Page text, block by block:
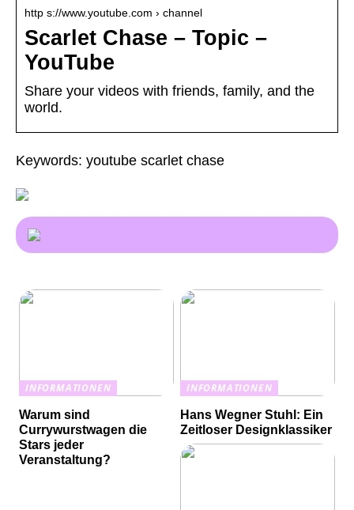
http s://www.youtube.com › channel
Scarlet Chase – Topic –
YouTube
Share your videos with friends, family, and the
world.
Keywords: youtube scarlet chase
INFORMATIONEN
Warum sind
Currywurstwagen die
Stars jeder
Veranstaltung?
INFORMATIONEN
Hans Wegner Stuhl: Ein
Zeitloser Designklassiker